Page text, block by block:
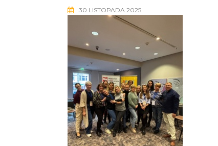
30 LISTOPADA 2025